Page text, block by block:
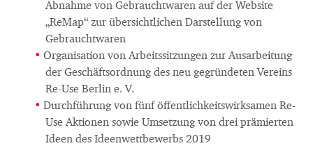
Abnahme von Gebrauchtwaren auf der Website
„ReMap“ zur übersichtlichen Darstellung von
Gebrauchtwaren
Organisation von Arbeitssitzungen zur Ausarbeitung
der Geschäftsordnung des neu gegründeten Vereins
Re-Use Berlin e. V.
Durchführung von fünf öffentlichkeitswirksamen Re-
Use Aktionen sowie Umsetzung von drei prämierten
Ideen des Ideenwettbewerbs 2019